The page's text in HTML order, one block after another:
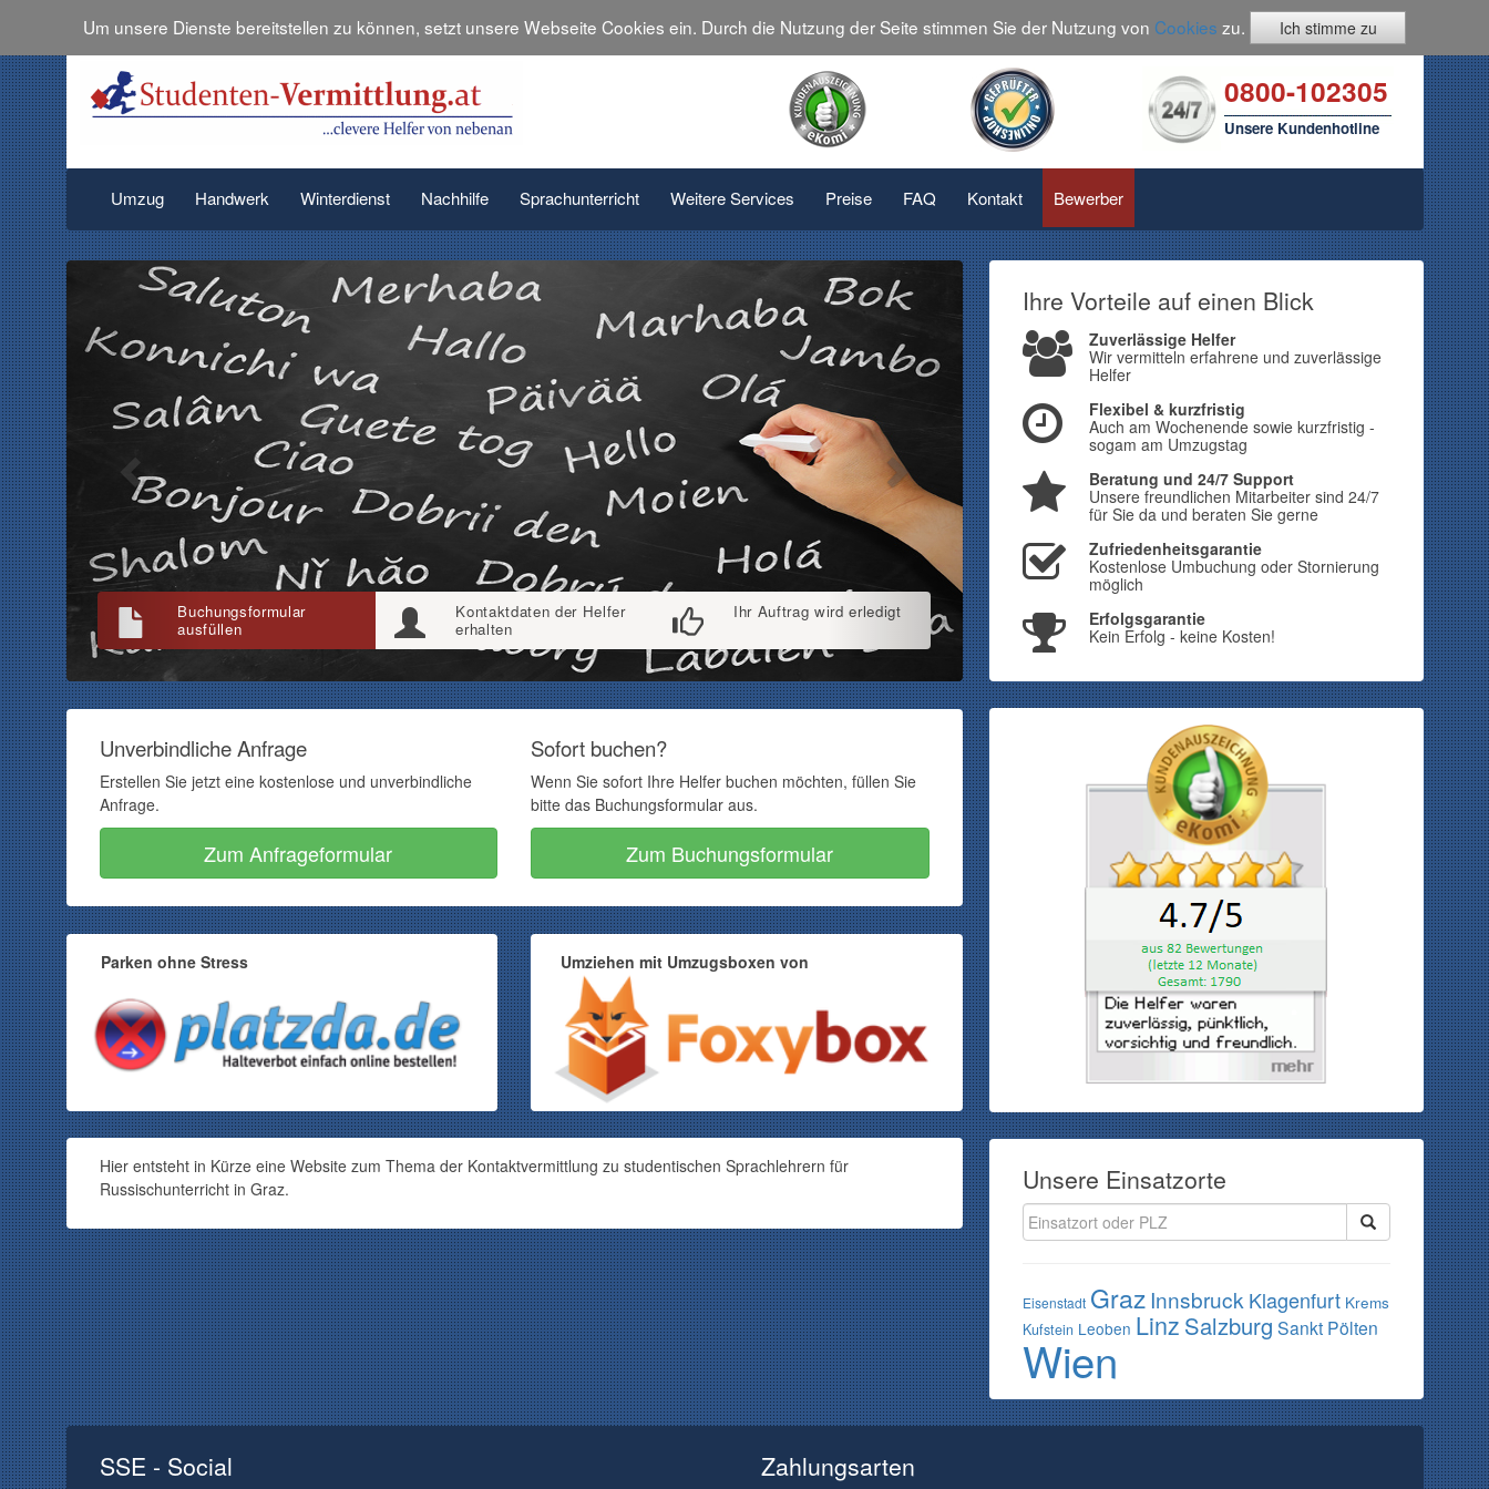
Um unsere Dienste bereitstellen zu können, setzt unsere Webseite Cookies ein. Durch die Nutzung der Seite stimmen Sie der Nutzung von Cookies zu. Ich stimme zu
0800-102305
Unsere Kundenhotline
Umzug Handwerk Winterdienst Nachhilfe Sprachunterricht Weitere Services Preise FAQ Kontakt Bewerber
Buchungsformular
ausfüllen
Kontaktdaten der Helfer
erhalten
Ihr Auftrag wird erledigt
Unverbindliche Anfrage
Erstellen Sie jetzt eine kostenlose und unverbindliche
Anfrage.
Zum Anfrageformular
Sofort buchen?
Wenn Sie sofort Ihre Helfer buchen möchten, füllen Sie
bitte das Buchungsformular aus.
Zum Buchungsformular
Parken ohne Stress Umziehen mit Umzugsboxen von
Hier entsteht in Kürze eine Website zum Thema der Kontaktvermittlung zu studentischen Sprachlehrern für
Russischunterricht in Graz.
Ihre Vorteile auf einen Blick
Zuverlässige Helfer
Wir vermitteln erfahrene und zuverlässige
Helfer
Flexibel & kurzfristig
Auch am Wochenende sowie kurzfristig -
sogam am Umzugstag
Beratung und 24/7 Support
Unsere freundlichen Mitarbeiter sind 24/7
für Sie da und beraten Sie gerne
Zufriedenheitsgarantie
Kostenlose Umbuchung oder Stornierung
möglich
Erfolgsgarantie
Kein Erfolg - keine Kosten!
Unsere Einsatzorte
Eisenstadt Graz Innsbruck Klagenfurt Krems
Kufstein Leoben Linz Salzburg Sankt Pölten
Wien
SSE - Social Zahlungsarten